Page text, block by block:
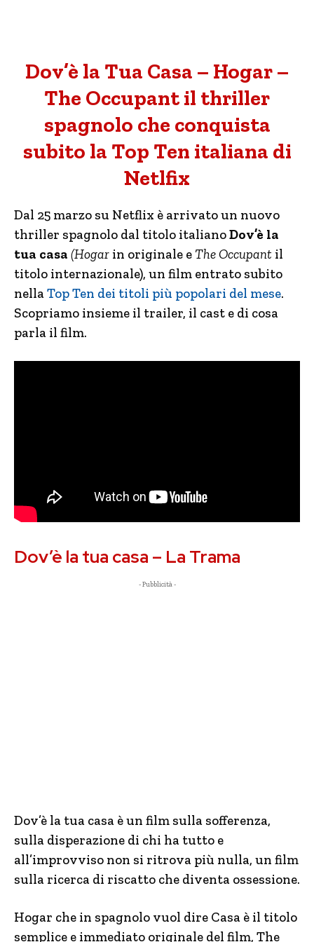
Dov’è la Tua Casa – Hogar –
The Occupant il thriller
spagnolo che conquista
subito la Top Ten italiana di
Netlfix
Dal 25 marzo su Netflix è arrivato un nuovo
thriller spagnolo dal titolo italianoDov’è la
tua casa (Hogar in originale eThe Occupant il
titolo internazionale), un film entrato subito
nellaTop Ten dei titoli più popolari del mese.
Scopriamo insieme il trailer, il cast e di cosa
parla il film.
Dov’è la tua casa – La Trama
- Pubblicità -
Dov’è la tua casa è un film sulla sofferenza,
sulla disperazione di chi ha tutto e
all’improvviso non si ritrova più nulla, un film
sulla ricerca di riscatto che diventa ossessione.
Hogar che in spagnolo vuol dire Casa è il titolo
semplice e immediato originale del film, The